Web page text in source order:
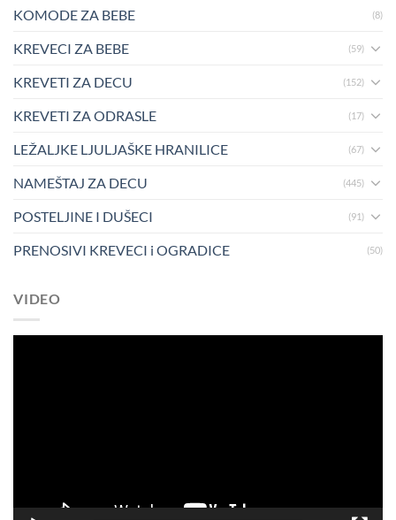
KOMODE ZA BEBE (8)
KREVECI ZA BEBE (59)
KREVETI ZA DECU (152)
KREVETI ZA ODRASLE (17)
LEŽALJKE LJULJAŠKE HRANILICE (67)
NAMEŠTAJ ZA DECU (445)
POSTELJINE I DUŠECI (91)
PRENOSIVI KREVECI i OGRADICE (50)
VIDEO